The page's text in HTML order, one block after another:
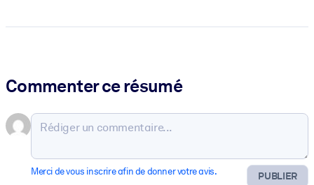
Commenter ce résumé
PUBLIER
Merci de vous inscrire afin de donner votre avis.